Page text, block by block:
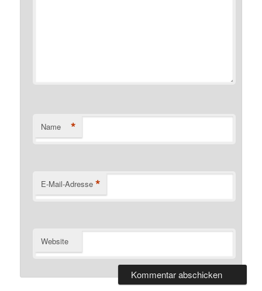
Name *
E-Mail-Adresse *
Website